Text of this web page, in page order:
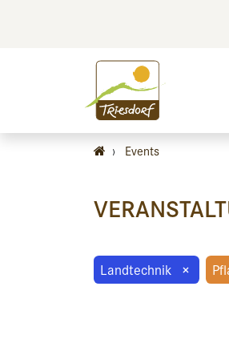
› Events
Landtechnik ×